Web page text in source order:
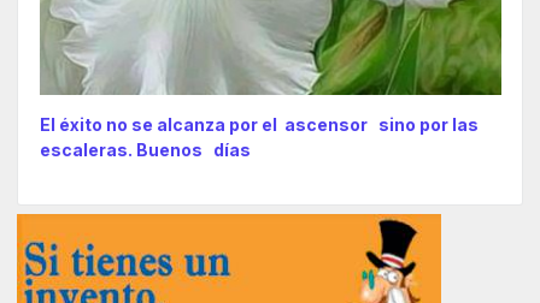
El éxito no se alcanza por el ascensor sino por las
escaleras. Buenos días